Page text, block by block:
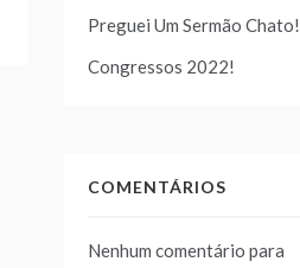
Preguei Um Sermão Chato!
Congressos 2022!
COMENTÁRIOS
Nenhum comentário para